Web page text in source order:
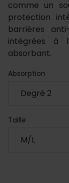
comme un
protection
barrières
intégrées à
absorbant.
Absorption
Taille